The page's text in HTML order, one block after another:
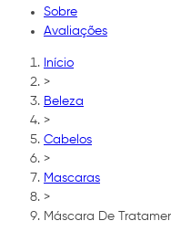
Sobre
Avaliações
Início
>
Beleza
>
Cabelos
>
Mascaras
>
Máscara De